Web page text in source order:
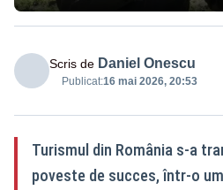
Scris de Daniel Onescu
Publicat:16 mai 2026, 20:53
Turismul din România s-a
poveste de succes, într-o